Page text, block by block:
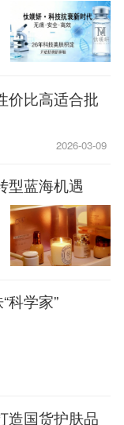
价比高适合批
2026-03-09
型蓝海机遇
科学家”
造国货护肤品